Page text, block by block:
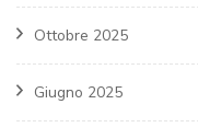
Ottobre 2025
Giugno 2025